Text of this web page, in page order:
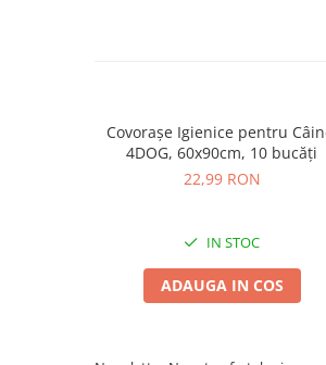
Cuști & Genți PisiciCovorașe Igienice pentru
4DOG, 60x90cm, 10 bucăți
22,99 RON
IN STOC
ADAUGA IN COS